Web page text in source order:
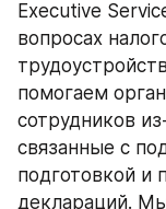
Executive
вопросах
помогаем
сотрудников
связанные с
подготовкой и
деклараций.